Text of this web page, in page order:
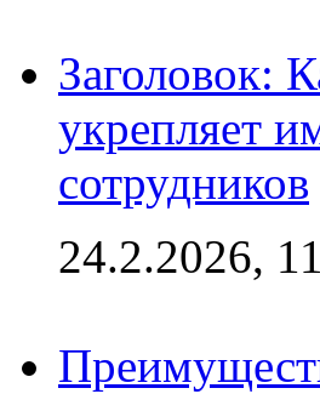
Заголовок:
укрепляет
сотрудников
24.2.2026,